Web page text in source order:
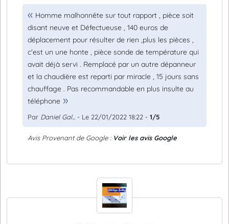
Homme malhonnête sur tout rapport , pièce soit
disant neuve et Défectueuse , 140 euros de
déplacement pour résulter de rien ,plus les pièces ,
c'est un une honte , pièce sonde de température qui
avait déjà servi . Remplacé par un autre dépanneur
et la chaudière est reparti par miracle , 15 jours sans
chauffage . Pas recommandable en plus insulte au
téléphone
Par Daniel Gal... - Le 22/01/2022 18:22 - 1/5
Avis Provenant de Google : Voir les avis Google